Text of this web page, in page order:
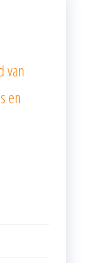
van
en